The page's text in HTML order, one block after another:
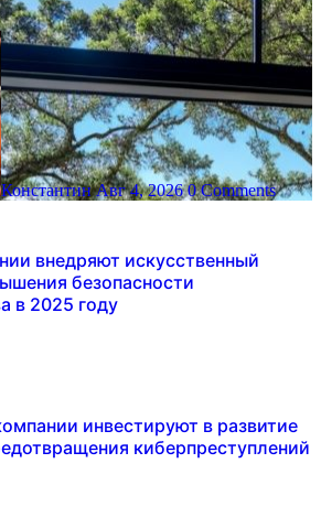
КонстантинАвг 4, 2026 0 Comments
внедряют искусственный
безопасности
в 2025 году
инвестируют в развитие
киберпреступлений